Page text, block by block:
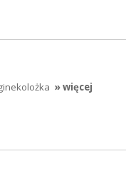
» więcej